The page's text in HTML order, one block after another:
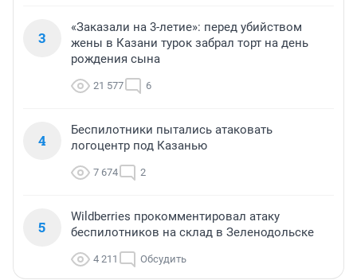
3
«Заказали на 3-летие»: перед убийством
жены в Казани турок забрал торт на день
рождения сына
21 577 6
4
Беспилотники пытались атаковать
логоцентр под Казанью
7 674 2
5
Wildberries прокомментировал атаку
беспилотников на склад в Зеленодольске
4 211 Обсудить